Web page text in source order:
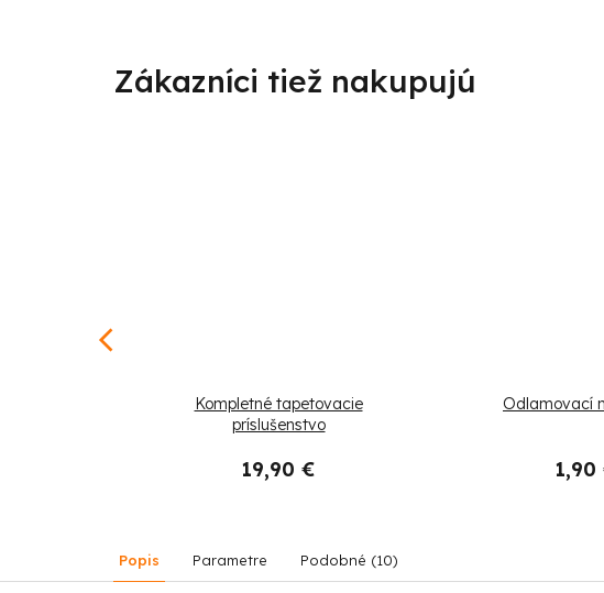
Kompletné tapetovacie
príslušenstvo
19,90 €
Odlamovací
1,90
Popis Parametre Podobné (10)